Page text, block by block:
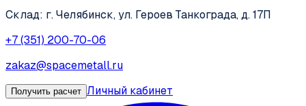
Склад: г. Челябинск, ул. Героев Танкограда, д. 17П
+7 (351) 200-70-06
zakaz@spacemetall.ru
Получить расчет Личный кабинет